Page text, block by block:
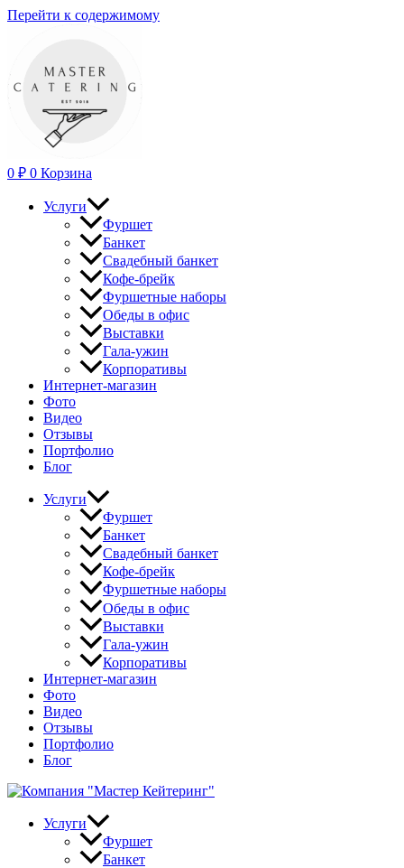
Перейти к содержимому
0 ₽ 0 Корзина
Услуги
Фуршет
Банкет
Свадебный банкет
Кофе-брейк
Фуршетные наборы
Обеды в офис
Выставки
Гала-ужин
Корпоративы
Интернет-магазин
Фото
Видео
Отзывы
Портфолио
Блог
Услуги
Фуршет
Банкет
Свадебный банкет
Кофе-брейк
Фуршетные наборы
Обеды в офис
Выставки
Гала-ужин
Корпоративы
Интернет-магазин
Фото
Видео
Отзывы
Портфолио
Блог
Услуги
Фуршет
Банкет